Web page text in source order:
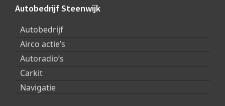
Autobedrijf Steenwijk
Autobedrijf
Airco actie’s
Autoradio’s
Carkit
Navigatie